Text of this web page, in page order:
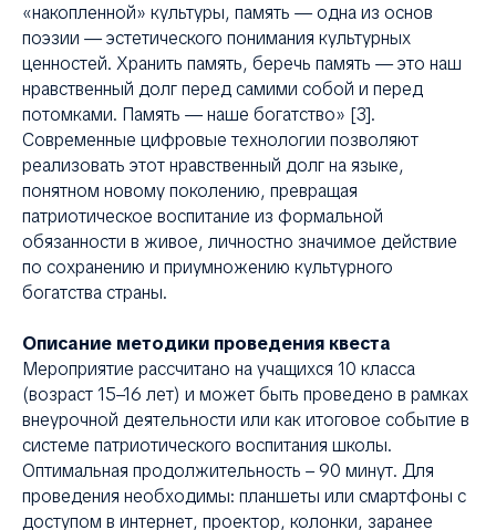
«накопленной» культуры, память — одна из основ
поэзии — эстетического понимания культурных
ценностей. Хранить память, беречь память — это наш
нравственный долг перед самими собой и перед
потомками. Память — наше богатство» [3].
Современные цифровые технологии позволяют
реализовать этот нравственный долг на языке,
понятном новому поколению, превращая
патриотическое воспитание из формальной
обязанности в живое, личностно значимое действие
по сохранению и приумножению культурного
богатства страны.
Описание методики проведения квеста
Мероприятие рассчитано на учащихся 10 класса
(возраст 15–16 лет) и может быть проведено в рамках
внеурочной деятельности или как итоговое событие в
системе патриотического воспитания школы.
Оптимальная продолжительность – 90 минут. Для
проведения необходимы: планшеты или смартфоны с
доступом в интернет, проектор, колонки, заранее